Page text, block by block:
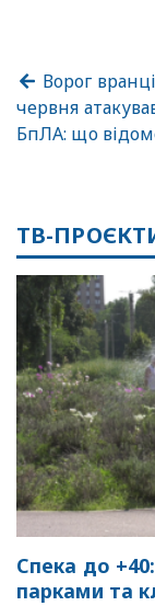
Ворог
червня
БпЛА: що
ТВ-
Спека до
парками та